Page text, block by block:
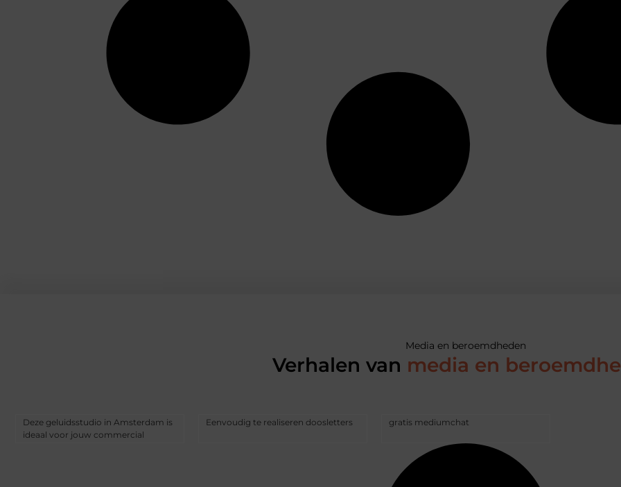
Media en beroemdheden
Verhalen van media en
Deze geluidsstudio in Amsterdam is
ideaal voor jouw commercial
Eenvoudig te realiseren doosletters gratis mediumchat